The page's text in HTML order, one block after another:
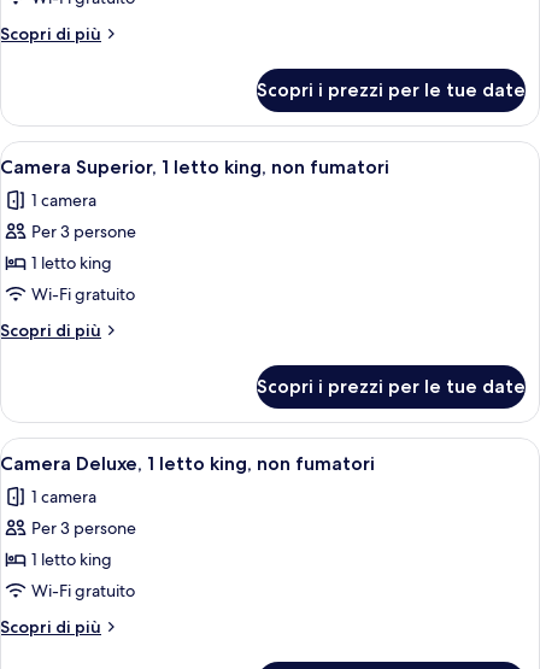
Superior,
2
singoli,
non
fumatori
Scopri di più
Altri
Superior,
letti
non
fumatori
Scopri i prezzi per le tue date
Apri
tutte
le
foto
per
Camera
Superior,
1
king,
non
fumatori
Camera d'albergo con un letto
9
Camera Superior, 1 letto king, non fumatori
1 camera
Per 3 persone
1 letto king
Wi-Fi gratuito
Scopri di più
Altri
Superior,
letto
non
fumatori
Scopri i prezzi per le tue date
Apri
tutte
le
foto
per
Camera
Deluxe,
1
Camera d'albergo con un letto
8
Camera Deluxe, 1 letto king, non fumatori
1 camera
Per 3 persone
1 letto king
Wi-Fi gratuito
Scopri di più
Altri